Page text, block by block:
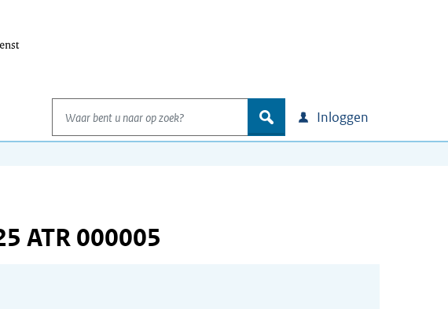
Waar bent u naar op zoek?
zoek Inloggen
ATR 000005